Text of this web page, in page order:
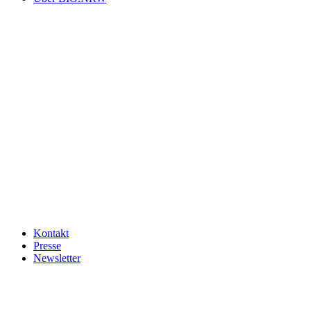
Kontakt
Presse
Newsletter